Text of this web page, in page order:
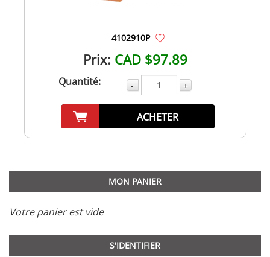
4102910P
Prix: CAD $97.89
Quantité: - +
ACHETER
MON PANIER
Votre panier est vide
S'IDENTIFIER